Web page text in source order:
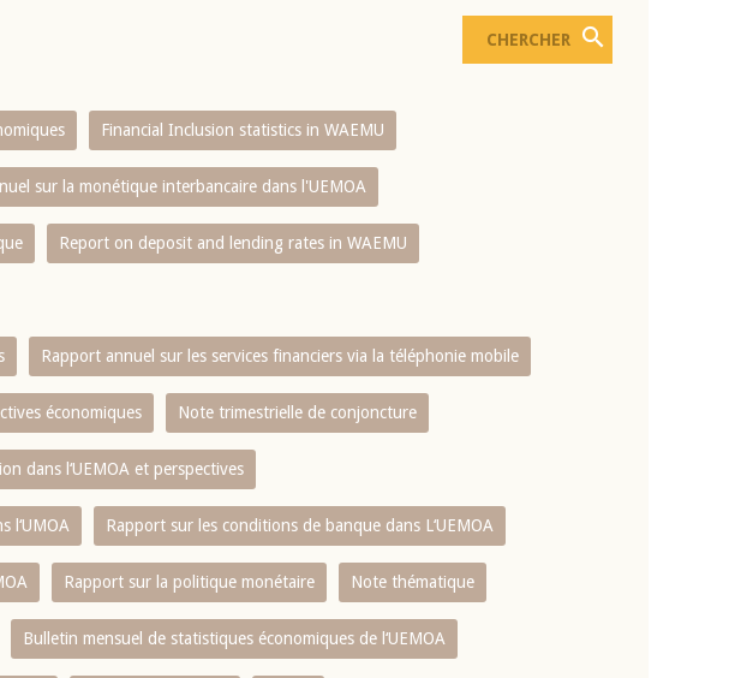
Financial Inclusion statistics in WAEMU
sur la monétique interbancaire dans l'UEMOA
Report on deposit and lending rates in WAEMU
Rapport annuel sur les services financiers via la téléphonie mobile
économiques Note trimestrielle de conjoncture
dans l‘UEMOA et perspectives
l‘UMOA Rapport sur les conditions de banque dans L‘UEMOA
Rapport sur la politique monétaire Note thématique
Bulletin mensuel de statistiques économiques de l‘UEMOA